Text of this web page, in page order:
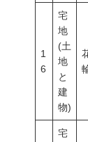
1
6
宅
地
(土
地
と
建
物)
宅